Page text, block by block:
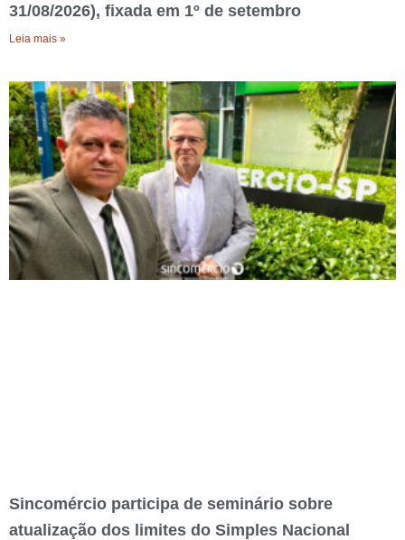
31/08/2026), fixada em 1º de setembro
Leia mais »
Sincomércio participa de seminário sobre
atualização dos limites do Simples Nacional